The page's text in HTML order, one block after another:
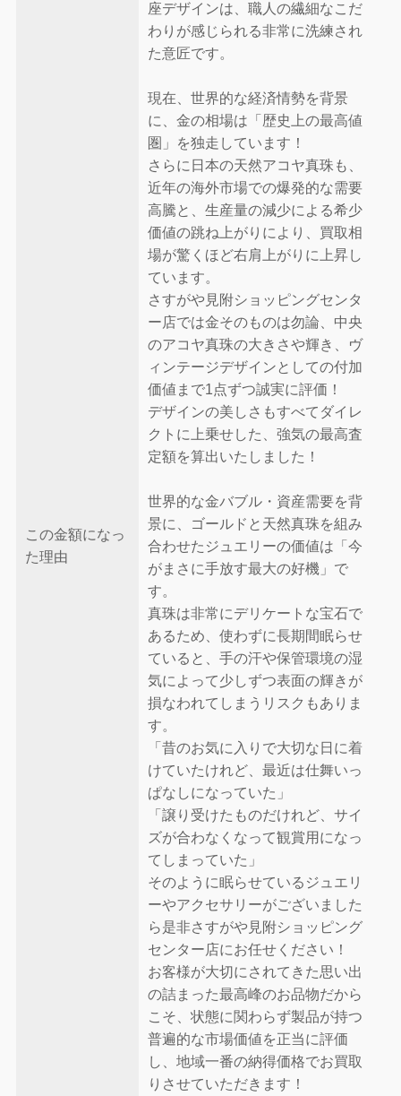
この金額になっ
た理由
座デザインは、職人の繊細なこだ
わりが感じられる非常に洗練され
た意匠です。
現在、世界的な経済情勢を背景
に、金の相場は「歴史上の最高値
圏」を独走しています！
さらに日本の天然アコヤ真珠も、
近年の海外市場での爆発的な需要
高騰と、生産量の減少による希少
価値の跳ね上がりにより、買取相
場が驚くほど右肩上がりに上昇し
ています。
さすがや見附ショッピングセンタ
ー店では金そのものは勿論、中央
のアコヤ真珠の大きさや輝き、ヴ
ィンテージデザインとしての付加
価値まで1点ずつ誠実に評価！
デザインの美しさもすべてダイレ
クトに上乗せした、強気の最高査
定額を算出いたしました！
世界的な金バブル・資産需要を背
景に、ゴールドと天然真珠を組み
合わせたジュエリーの価値は「今
がまさに手放す最大の好機」で
す。
真珠は非常にデリケートな宝石で
あるため、使わずに長期間眠らせ
ていると、手の汗や保管環境の湿
気によって少しずつ表面の輝きが
損なわれてしまうリスクもありま
す。
「昔のお気に入りで大切な日に着
けていたけれど、最近は仕舞いっ
ぱなしになっていた」
「譲り受けたものだけれど、サイ
ズが合わなくなって観賞用になっ
てしまっていた」
そのように眠らせているジュエリ
ーやアクセサリーがございました
ら是非さすがや見附ショッピング
センター店にお任せください！
お客様が大切にされてきた思い出
の詰まった最高峰のお品物だから
こそ、状態に関わらず製品が持つ
普遍的な市場価値を正当に評価
し、地域一番の納得価格でお買取
りさせていただきます！